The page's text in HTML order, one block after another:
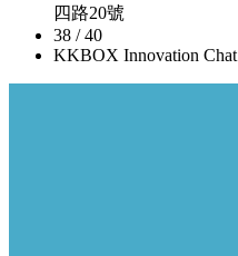
四路20號
38 / 40
KKBOX Innovation Chat